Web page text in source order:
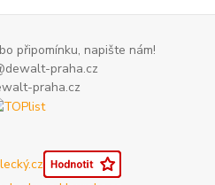
připomínku, napište nám!
praha.cz
praha.cz